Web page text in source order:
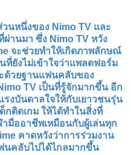
วนหนึ่งของ Nimo TV และ
านมา ซึ่ง Nimo TV หวัง
จะช่วยทำให้เกิดภาพลักษณ์
ยังไม่เข้าใจว่าแพลตฟอร์ม
ด้วยฐานแฟนคลับของ
TV เป็นที่รู้จักมากขึ้น อีก
รงบันดาลใจให้กับเยาวชนรุ่น
กติดเกม ให้ได้ทำในสิ่งที่
มืออาชีพเหมือนกับผู้เล่นทุก
คาดหวังว่าการร่วมงาน
นคลับไปได้ไกลมากขึ้น